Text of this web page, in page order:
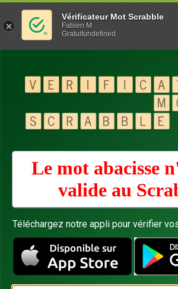
Le mot abacisse
valide au
Téléchargez notre appli pour vérifier
Vérificateur Mot Scrabble
Fabien M
Gratuitundefined